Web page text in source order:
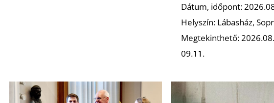
Dátum, időpont:
Helyszín: Lábasház,
Megtekinthető:
09.11.